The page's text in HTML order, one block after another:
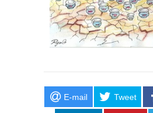
E-mail Tweet